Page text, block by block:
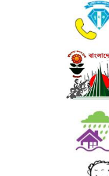
ছাত্রীদের জন্য রেঞ্জার গাইড
শিক্ষক দায়িত্বরত আছেন।
ঘ) উপবৃত্তি ঃ কলেজের
পাঠোন্নতি, সদাচার ইত্যাদি
ঙ) মাল্টিমিডিয়া ক্লাসরুম :
কন্টেইনসহ শ্রেণি
চ) শেখ রাসেল ডিজিটাল ল্যাব
সংখ্যক ল্যাপটপ, প্রজেক্টর ও
ছাড়াও এলাকার আগ্রহী
প্রশিক্ষণের ব্যবস্থা আছে।
ছ) প্রতিবন্ধী সহায়তা ঃ
অনার্স পর্যায়ে বিনাবেতনে
উপবৃত্তি - প্রদানসহ বিনামূল্যে